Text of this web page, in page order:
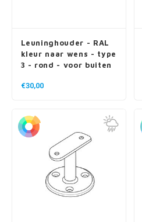
Leuninghouder - RAL
kleur naar wens - type
3 - rond - voor buiten
€30,00